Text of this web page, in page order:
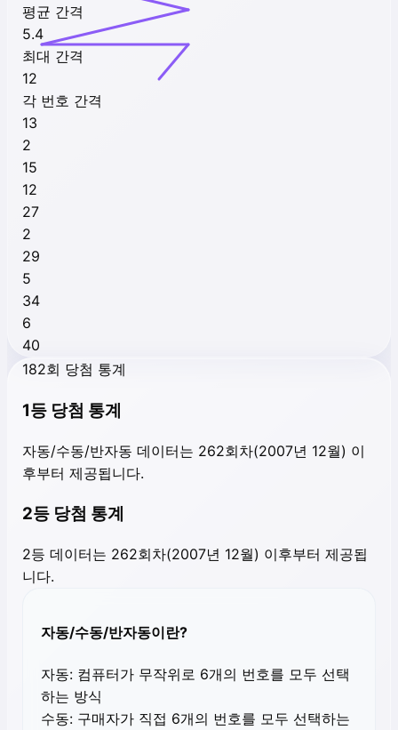
평균 간격
5.4
최대 간격
12
각 번호 간격
13
2
15
12
27
2
29
5
34
6
40
182회 당첨 통계
1등 당첨 통계
자동/수동/반자동 데이터는 262회차(2007년 12월) 이
후부터 제공됩니다.
2등 당첨 통계
2등 데이터는 262회차(2007년 12월) 이후부터 제공됩
니다.
자동/수동/반자동이란?
자동: 컴퓨터가 무작위로 6개의 번호를 모두 선택
하는 방식
수동: 구매자가 직접 6개의 번호를 모두 선택하는